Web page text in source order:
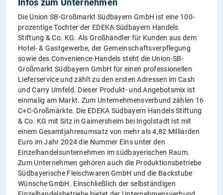
Infos zum Unternehmen
Die Union SB-Großmarkt Südbayern GmbH ist eine 100-
prozentige Tochter der EDEKA Südbayern Handels
Stiftung & Co. KG. Als Großhändler für Kunden aus dem
Hotel- & Gastgewerbe, der Gemeinschaftsverpflegung
sowie des Convenience-Handels steht die Union-SB-
Großmarkt Südbayern GmbH für einen professionellen
Lieferservice und zählt zu den ersten Adressen im Cash
und Carry Umfeld. Dieser Produkt- und Angebotsmix ist
einmalig am Markt. Zum Unternehmensverbund zählen 16
C+C-Großmärkte. Die EDEKA Südbayern Handels Stiftung
& Co. KG mit Sitz in Gaimersheim bei Ingolstadt ist mit
einem Gesamtjahresumsatz von mehr als 4,82 Milliarden
Euro im Jahr 2024 die Nummer Eins unter den
Einzelhandelsunternehmen im südbayerischen Raum.
Zum Unternehmen gehören auch die Produktionsbetriebe
Südbayerische Fleischwaren GmbH und die Backstube
Wünsche GmbH. Einschließlich der selbständigen